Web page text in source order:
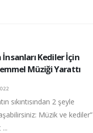
İnsanları Kediler İçin
Müziği Yarattı
sıkıntısından 2 şeyle
Müzik ve kediler”